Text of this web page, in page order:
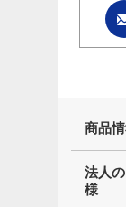
商品
法人
様